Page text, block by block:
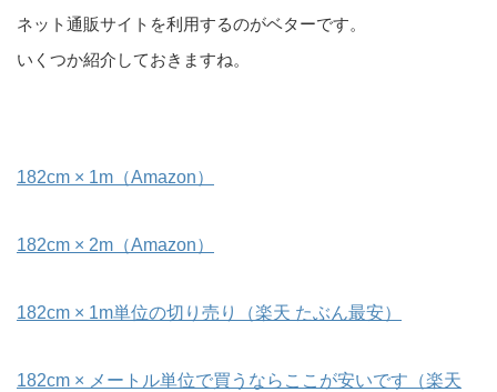
ネット通販サイトを利用するのがベターです。
いくつか紹介しておきますね。
182cm × 1m（Amazon）
182cm × 2m（Amazon）
182cm × 1m単位の切り売り（楽天 たぶん最安）
182cm × メートル単位で買うならここが安いです（楽天